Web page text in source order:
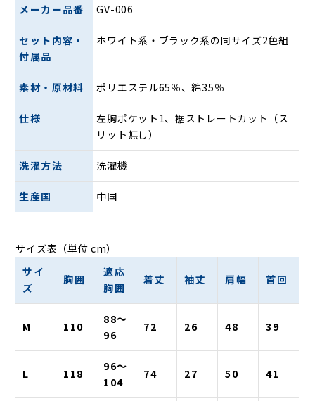
メーカー品番 GV-006
セット内容・
付属品
ホワイト系・ブラック系の同サイズ2色組
素材・原材料 ポリエステル65％、綿35％
仕様
左胸ポケット1、裾ストレートカット（ス
リット無し）
洗濯方法 洗濯機
生産国 中国
サイズ表（単位 cm）
サイ
ズ
胸囲
適応
胸囲
着丈 袖丈 肩幅 首回
M 110
88〜
96
72 26 48 39
L 118
96〜
104
74 27 50 41